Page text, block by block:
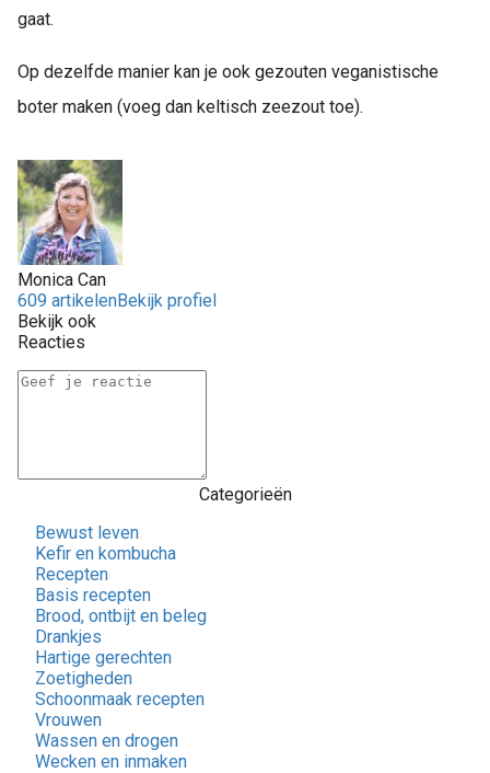
gaat.
Op dezelfde manier kan je ook gezouten veganistische
boter maken (voeg dan keltisch zeezout toe).
Monica Can
609 artikelenBekijk profiel
Bekijk ook
Reacties
Categorieën
Bewust leven
Kefir en kombucha
Recepten
Basis recepten
Brood, ontbijt en beleg
Drankjes
Hartige gerechten
Zoetigheden
Schoonmaak recepten
Vrouwen
Wassen en drogen
Wecken en inmaken